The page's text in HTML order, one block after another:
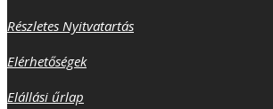
Részletes Nyitvatartás
Elérhetőségek
Elállási űrlap